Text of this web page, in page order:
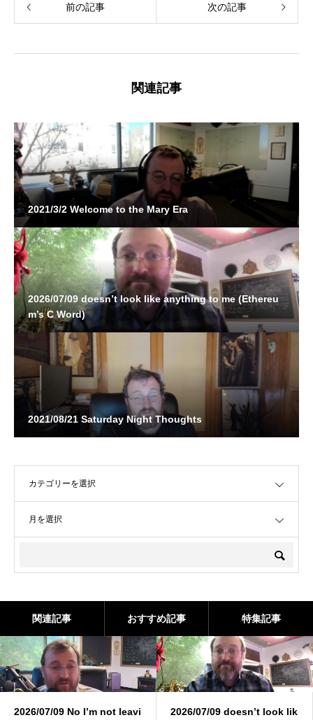
前の記事 次の記事
関連記事
2021/3/2 Welcome to the Mary Era
2026/07/09 doesn’t look like anything to me (Ethereu
m’s C Word)
2021/08/21 Saturday Night Thoughts
関連記事 おすすめ記事 特集記事
2026/07/09 No I’m not leavi
2026/07/09 doesn’t look lik